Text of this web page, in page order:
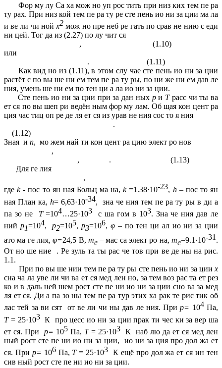
Фор му лу Са ха мож но уп рос тить при низ ких тем пе ра
ту рах. При низ кой тем пе ра ту ре сте пень ио ни за ции ма ла
и ве ли чи нойх2 мож но пре неб ре гать по срав не нию с еди
ни цей. Тог да из (2.27) по лу чит ся
, (1.10)
или
. (1.11)
Как вид но из (1.11), в этом слу чае сте пень ио ни за ции
растёт с по вы ше ни ем тем пе ра ту ры, по ни же ни ем дав ле
ния, умень ше ни ем по тен ци а ла ио ни за ции.
Сте пень ио ни за ции при за дан ных ри Трасс чи ты ва
ет ся по вы шеп ри ведён ным фор му лам. Об щая кон цент ра
ция час тиц оп ре де ля ет ся из урав не ния сос то я ния
.
(1.12)
Зная и n, мо жем най ти кон цент ра цию элект ро нов
,
, . (1.13)
Для ге лия
,
гдеk- пос то ян ная Больц ма на,k=1.38·10-23, h– пос то ян
ная План ка, h= 6,63·10-34,
зна че ния тем пе ра ту ры в ди а
па зо не Т=104…25·103 с ша гом в 103. Зна че ния дав ле
ний р1=104,p2=105,p3=106, φ – по тен ци ал ио ни за ции
ато ма ге лия,φ=24,5 В, me – мас са элект ро на,me=9.1·10-31 .
От но ше ние . Ре зуль та ты рас че тов при ве де ны на рис.
1.1.
При по вы ше нии тем пе ра ту ры сте пень ио ни за ции х
сна ча ла уве ли чи ва ет ся мед лен но, за тем воз рас та ет рез
ко и в даль ней шем рост сте пе ни ио ни за ции сно ва за мед
ля ет ся. Ди а па зо ны тем пе ра тур этих ха рак те рис тик об
лас тей за ви сят от ве ли чи ны дав ле ния. Прир= 104Па,
Т= 25·103 К про цесс ио ни за ции прак ти чес ки за вер ша
ет ся. При р= 105 Па, Т= 25·103 К наб лю да ет ся мед лен
ный рост сте пе ни ио ни за ции, ио ни за ция про дол жа ет
ся. При р= 106Па, Т= 25·103 К ещё про дол жа ет ся ин тен
сив ный рост сте пе ни ио ни за ции.